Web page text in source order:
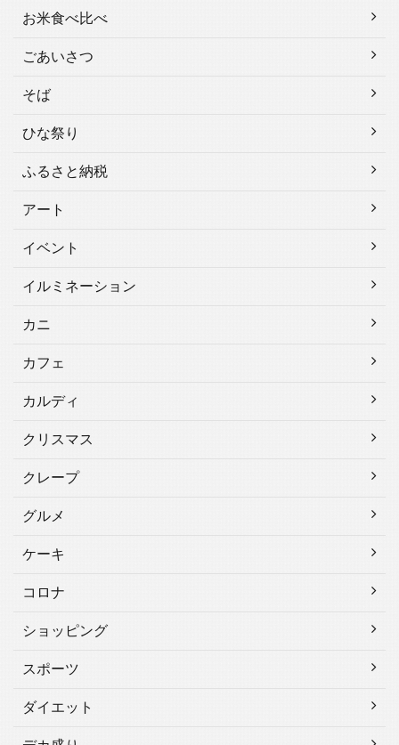
お米食べ比べ
ごあいさつ
そば
ひな祭り
ふるさと納税
アート
イベント
イルミネーション
カニ
カフェ
カルディ
クリスマス
クレープ
グルメ
ケーキ
コロナ
ショッピング
スポーツ
ダイエット